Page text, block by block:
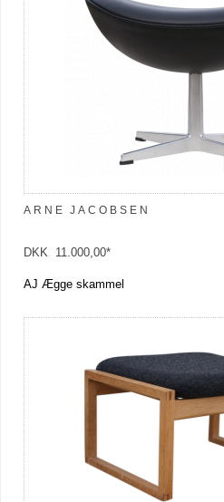
ARNE JACOBSEN
DKK 11.000,00*
AJ Ægge skammel